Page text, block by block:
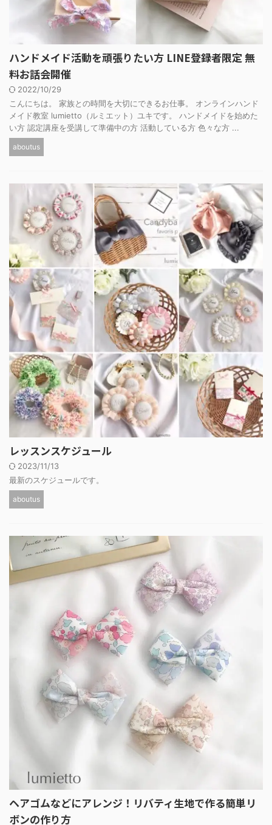
ハンドメイド活動を頑張りたい方 LINE登録者限定 無
料お話会開催
2022/10/29
こんにちは。 家族との時間を大切にできるお仕事。 オンラインハンド
メイド教室 lumietto（ルミエット）ユキです。 ハンドメイドを始めた
い方 認定講座を受講して準備中の方 活動している方 色々な方 ...
aboutus
レッスンスケジュール
2023/11/13
最新のスケジュールです。
aboutus
ヘアゴムなどにアレンジ！リバティ生地で作る簡単リ
ボンの作り方